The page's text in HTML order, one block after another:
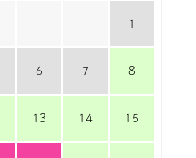
1
6 7 8
13 14 15